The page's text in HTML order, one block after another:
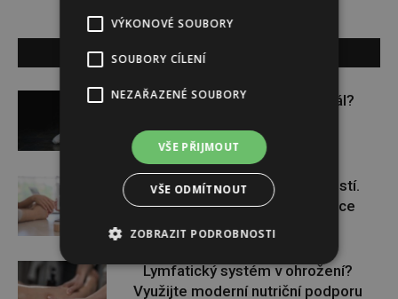
SOUVISEJÍCÍ ČLÁNKY
Budou se vraždit malé děti dál?
Těhotenství není samozřejmostí.
Pomáhá asistovaná reprodukce
Lymfatický systém v ohrožení?
Využijte moderní nutriční podporu
VÝKONOVÉ SOUBORY
SOUBORY CÍLENÍ
NEZAŘAZENÉ SOUBORY
VŠE PŘIJMOUT
VŠE ODMÍTNOUT
ZOBRAZIT PODROBNOSTI